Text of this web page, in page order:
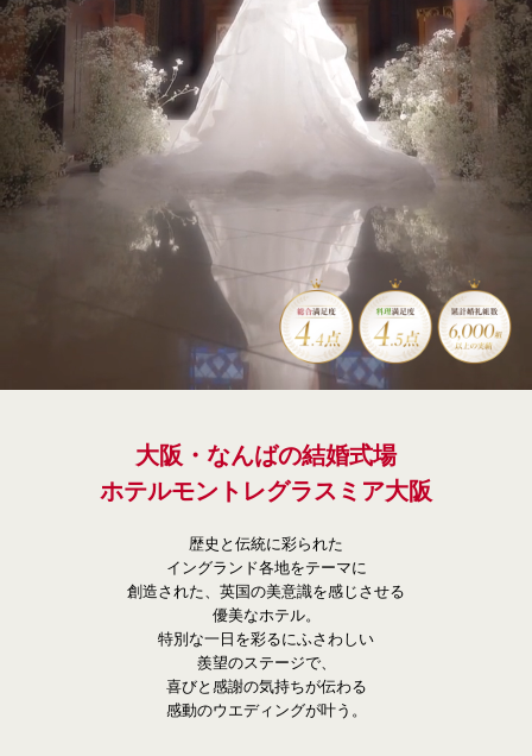
大阪・なんばの結婚式場
ホテルモントレグラスミア大阪
歴史と伝統に彩られた
イングランド各地をテーマに
創造された、英国の美意識を感じさせる
優美なホテル。
特別な一日を彩るにふさわしい
羨望のステージで、
喜びと感謝の気持ちが伝わる
感動のウエディングが叶う。